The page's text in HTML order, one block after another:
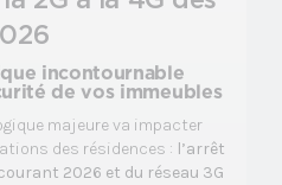
incontournable
de vos immeubles
majeure va impacter
des résidences : l’arrêt
2026 et du réseau 3G